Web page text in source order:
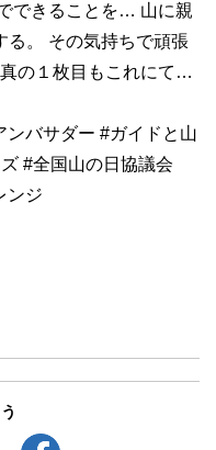
できることを… 山に親
る。 その気持ちで頑張
の１枚目もこれにて…
バサダー #ガイドと山
#全国山の日協議会
ンジ